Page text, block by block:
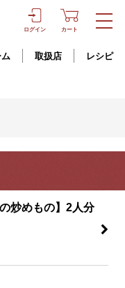
ログイン カート
取扱店 レシピ
炒めもの】2人分